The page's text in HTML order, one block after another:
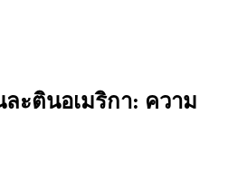
ละตินอเมริกา: ความ